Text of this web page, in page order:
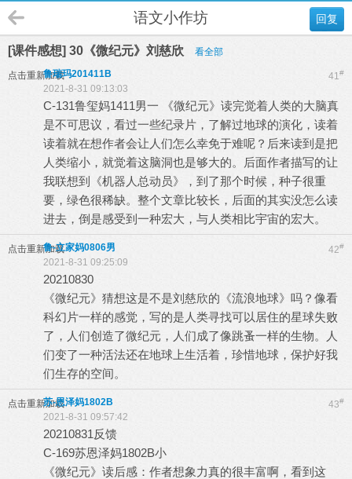
回复
语文小作坊
[课件感想] 30《微纪元》刘慈欣 看全部
点击重新加载 41#
鲁瑞玛201411B
2021-8-31 09:13:03
C-131鲁玺妈1411男一 《微纪元》读完觉着人类的大脑真
是不可思议，看过一些纪录片，了解过地球的演化，读着
读着就在想作者会让人们怎么幸免于难呢？后来读到是把
人类缩小，就觉着这脑洞也是够大的。后面作者描写的让
我联想到《机器人总动员》，到了那个时候，种子很重
要，绿色很稀缺。整个文章比较长，后面的其实没怎么读
进去，倒是感受到一种宏大，与人类相比宇宙的宏大。
点击重新加载 42#
鲁-立家妈0806男
2021-8-31 09:25:09
20210830
《微纪元》猜想这是不是刘慈欣的《流浪地球》吗？像看
科幻片一样的感觉，写的是人类寻找可以居住的星球失败
了，人们创造了微纪元，人们成了像跳蚤一样的生物。人
们变了一种活法还在地球上生活着，珍惜地球，保护好我
们生存的空间。
点击重新加载 43#
苏-恩泽妈1802B
2021-8-31 09:57:42
20210831反馈
C-169苏恩泽妈1802B小
《微纪元》读后感：作者想象力真的很丰富啊，看到这